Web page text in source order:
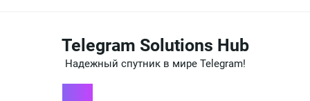
содержимомуTelegram Solutions Hub
Надежный спутник в мире Telegram!